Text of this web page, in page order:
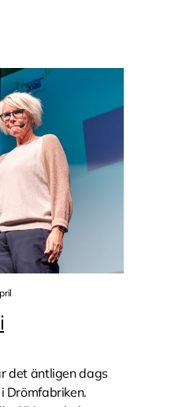
det äntligen dags
Drömfabriken.